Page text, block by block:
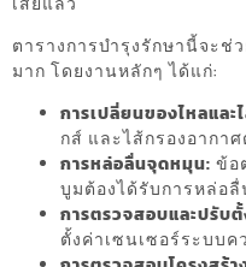
ตารางการบำรุงรักษานี้จะช่
มาก โดยงานหลักๆ ได้แก่:
การเปลี่ยนของไหลและ
กส์ และไส้กรองอากา
การหล่อลื่นจุดหมุน: ข้อ
บูมต้องได้รับการหล่อลื่
การตรวจสอบและปรับ
ตั้งค่าเซนเซอร์ระบบ